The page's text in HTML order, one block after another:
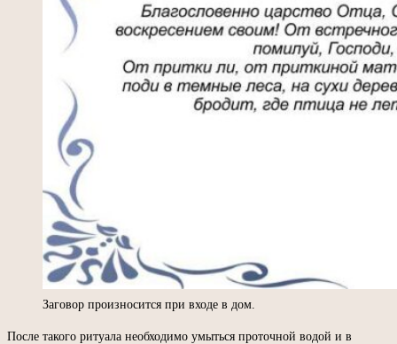
Заговор произносится при входе в дом.
После такого ритуала необходимо умыться проточной водой и в